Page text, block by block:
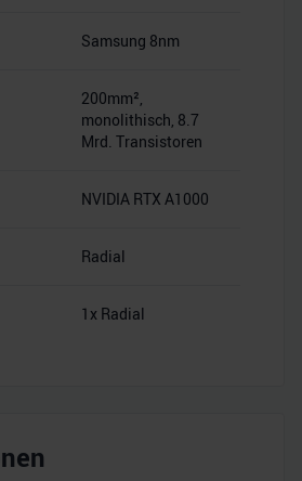
Samsung 8nm
200mm²,
monolithisch, 8.7
Mrd. Transistoren
NVIDIA RTX A1000
Radial
1x Radial